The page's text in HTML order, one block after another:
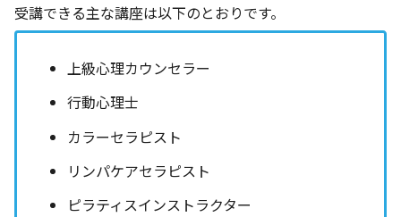
受講できる主な講座は以下のとおりです。
上級心理カウンセラー
行動心理士
カラーセラピスト
リンパケアセラピスト
ピラティスインストラクター